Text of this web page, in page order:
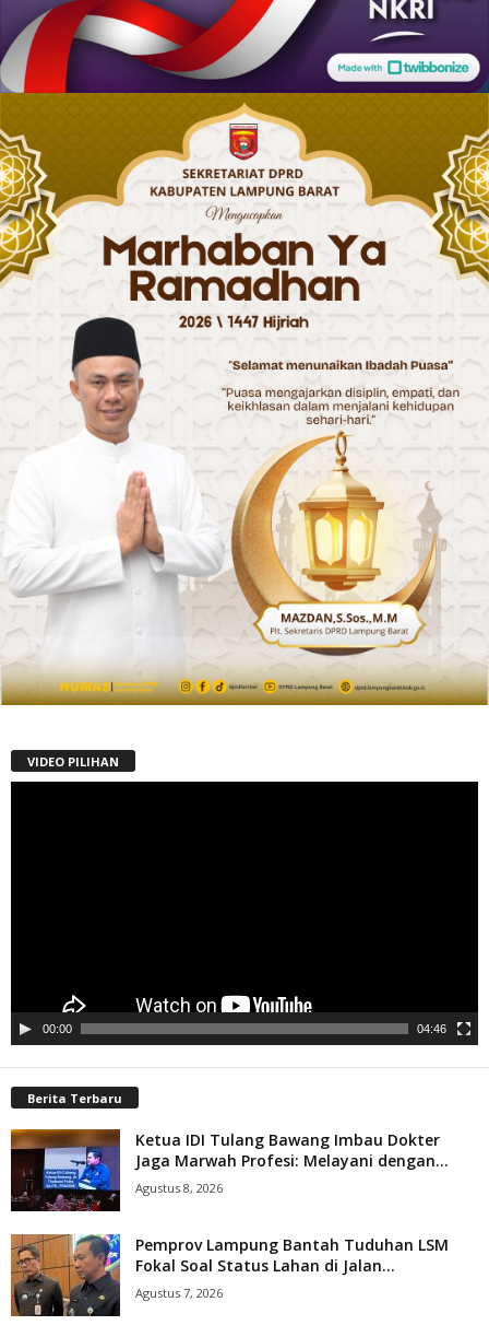
VIDEO PILIHAN
00:00 04:46
Berita Terbaru
Ketua IDI Tulang Bawang Imbau Dokter
Jaga Marwah Profesi: Melayani dengan...
Agustus 8, 2026
Pemprov Lampung Bantah Tuduhan LSM
Fokal Soal Status Lahan di Jalan...
Agustus 7, 2026